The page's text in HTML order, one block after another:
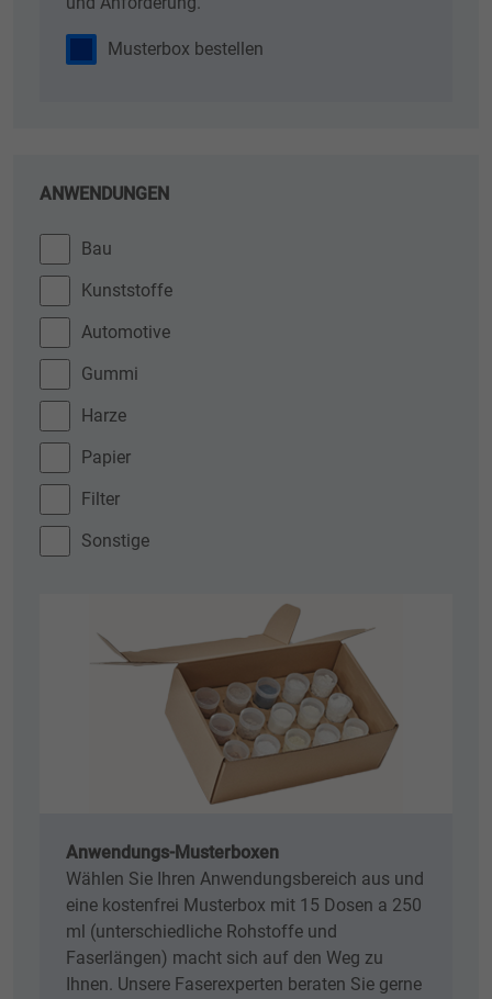
Musterbox bestellen
ANWENDUNGEN
Bau
Kunststoffe
Automotive
Gummi
Harze
Papier
Filter
Sonstige
Anwendungs-Musterboxen
Wählen Sie Ihren Anwendungsbereich aus und
eine kostenfrei Musterbox mit 15 Dosen a 250
ml (unterschiedliche Rohstoffe und
Faserlängen) macht sich auf den Weg zu
Ihnen. Unsere Faserexperten beraten Sie gerne